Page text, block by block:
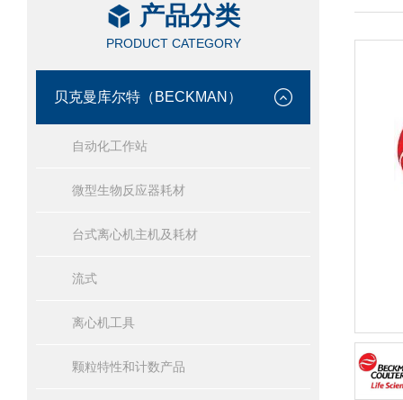
产品分类
PRODUCT CATEGORY
贝克曼库尔特（BECKMAN）
自动化工作站
微型生物反应器耗材
台式离心机主机及耗材
流式
离心机工具
颗粒特性和计数产品
/